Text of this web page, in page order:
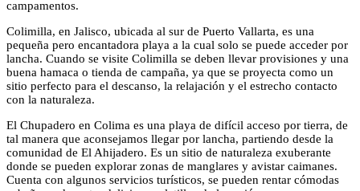
campamentos.
Colimilla, en Jalisco, ubicada al sur de Puerto Vallarta, es una
pequeña pero encantadora playa a la cual solo se puede acceder por
lancha. Cuando se visite Colimilla se deben llevar provisiones y una
buena hamaca o tienda de campaña, ya que se proyecta como un
sitio perfecto para el descanso, la relajación y el estrecho contacto
con la naturaleza.
El Chupadero en Colima es una playa de difícil acceso por tierra, de
tal manera que aconsejamos llegar por lancha, partiendo desde la
comunidad de El Ahijadero. Es un sitio de naturaleza exuberante
donde se pueden explorar zonas de manglares y avistar caimanes.
Cuenta con algunos servicios turísticos, se pueden rentar cómodas